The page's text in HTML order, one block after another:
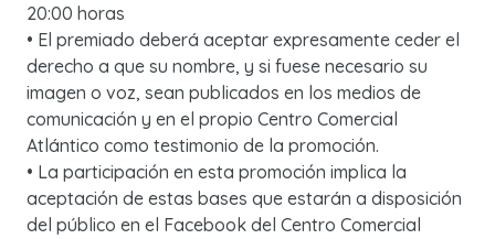
20:00 horas
• El premiado deberá aceptar expresamente ceder el
derecho a que su nombre, y si fuese necesario su
imagen o voz, sean publicados en los medios de
comunicación y en el propio Centro Comercial
Atlántico como testimonio de la promoción.
• La participación en esta promoción implica la
aceptación de estas bases que estarán a disposición
del público en el Facebook del Centro Comercial